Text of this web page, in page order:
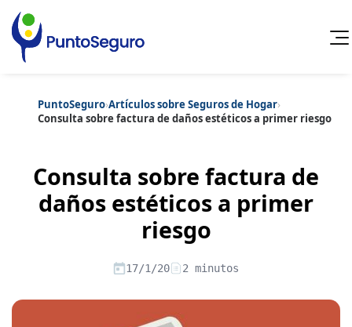
Cancelar
Artículos sobre Vida SanaArtículos sobre Seguros de Vida
Artículos sobre Otros Seguros
Artículos sobre Seguros de Auto
Artículos sobre Seguros de Hogar
Artículos sobre Seguros de SaludContenido extra
Artículos sobre Educación Financiera
Artículos sobre Seguros de Decesos
Artículos sobre la Jubilación
PuntoSeguro›Artículos sobre Seguros de Hogar›
Consulta sobre factura de daños estéticos a primer riesgo
Consulta sobre factura de
daños estéticos a primer
riesgo
17/1/20 2 minutos